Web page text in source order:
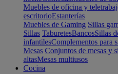
Muebles de oficina y
escritorioEstanterías
Muebles de Gaming Sillas
Sillas TaburetesBancosSillas
infantilesComplementos para
Mesas Conjuntos de mesas y
altasMesas multiusos
Cocina